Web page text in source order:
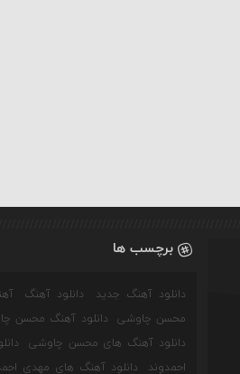
برچسب ها
دانلود آهنگ جدید دانلود آهنگ
محسن چاوشی
دانلود آهنگ محسن
دانلود آهنگ های محسن چاوشی
احمدوند
دانلود آهنگ های مهدی